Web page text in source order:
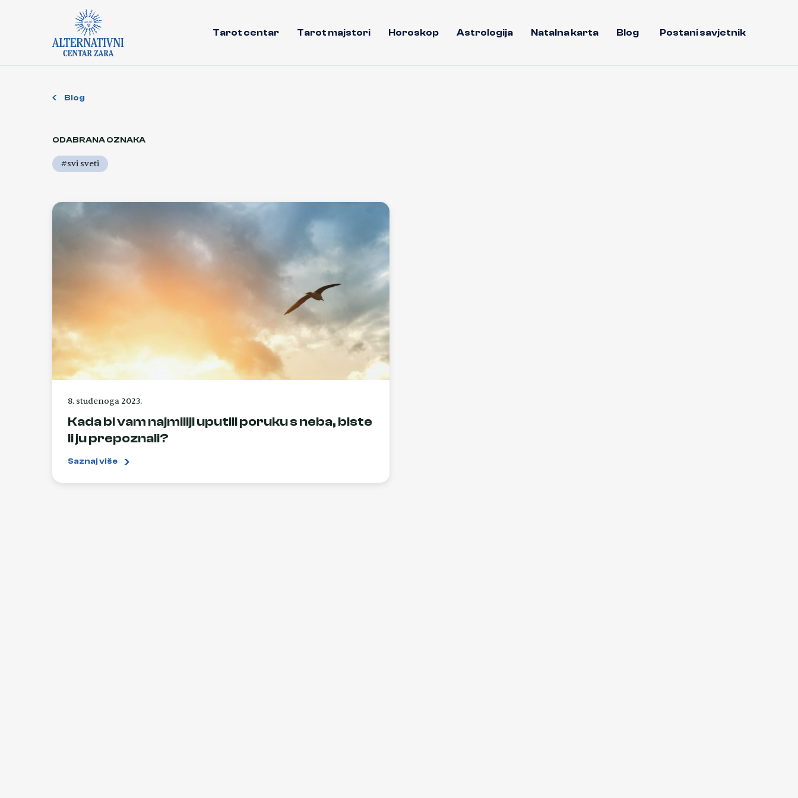
Tarot centar Tarot majstori Horoskop Astrologija Natalna karta Blog Postani savjetnik
Blog
ODABRANA OZNAKA
#svi sveti
8. studenoga 2023.
Kada bi vam najmiliji uputili poruku s neba, biste
li ju prepoznali?
Saznaj više